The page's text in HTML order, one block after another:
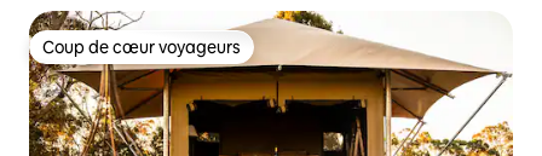
Coup de cœur voyageurs
Coup de cœur voyageurs